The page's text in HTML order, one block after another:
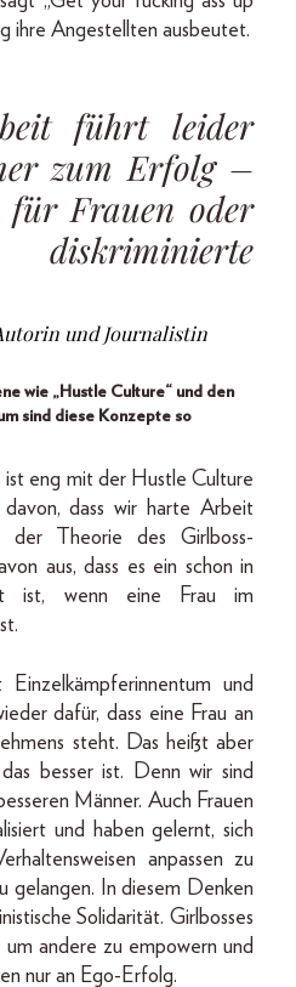
ihre Angestellten ausbeutet.
führt leider
zum Erfolg –
für Frauen oder
und Journalistin
wie „Hustle Culture“ und den
sind diese Konzepte so
ist eng mit der Hustle Culture
dass wir harte Arbeit
der Theorie des Girlboss-
aus, dass es ein schon in
ist, wenn eine Frau im
und
dafür, dass eine Frau an
steht. Das heißt aber
besser ist. Denn wir sind
Männer. Auch Frauen
und haben gelernt, sich
anpassen zu
gelangen. In diesem Denken
Solidarität. Girlbosses
andere zu empowern und
nur an Ego-Erfolg.